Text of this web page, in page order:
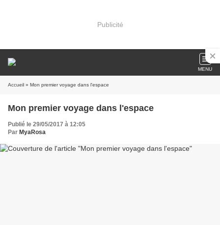
Publicité
MENU
Accueil » Mon premier voyage dans l'espace
Mon premier voyage dans l'espace
Publié le 29/05/2017 à 12:05
Par MyaRosa